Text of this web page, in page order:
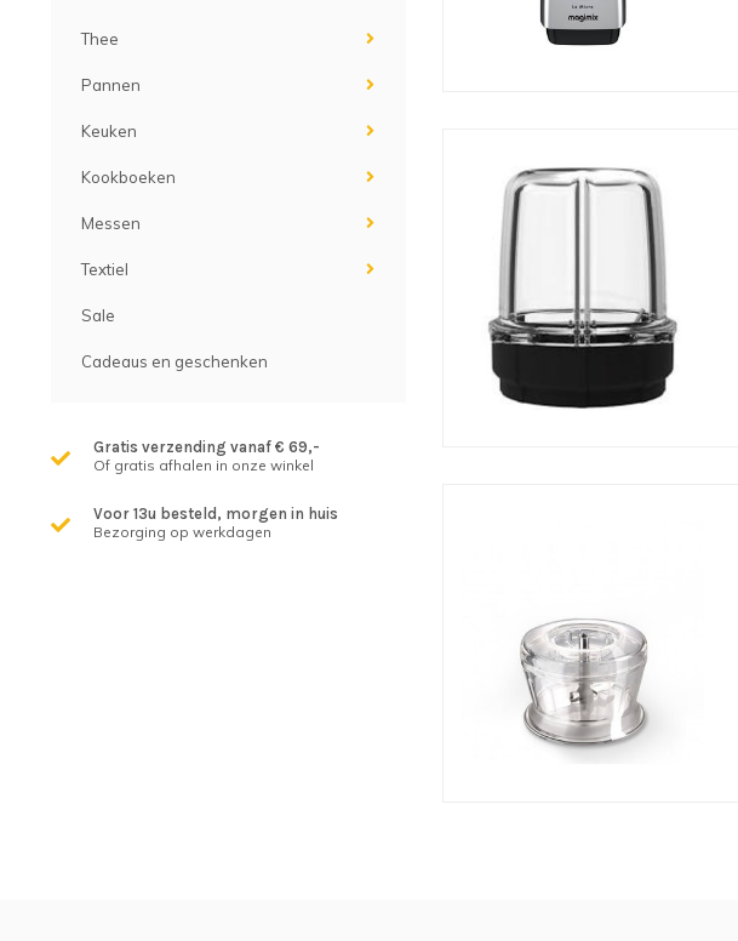
Thee
Pannen
Keuken
Kookboeken
Messen
Textiel
Sale
Cadeaus en geschenken
Gratis verzending vanaf € 69,-
Of gratis afhalen in onze winkel
Voor 13u besteld, morgen in huis
Bezorging op werkdagen